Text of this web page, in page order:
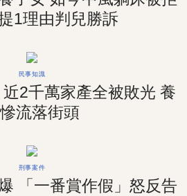
1理由判兒勝訴
民事知識
2千萬家產全被敗光 養
流落街頭
刑事案件
「一番賞作假」怒反告